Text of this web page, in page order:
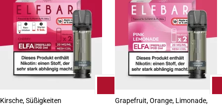
Kirsche, Süßigkeiten
Grapefruit, Orange, Limonade,